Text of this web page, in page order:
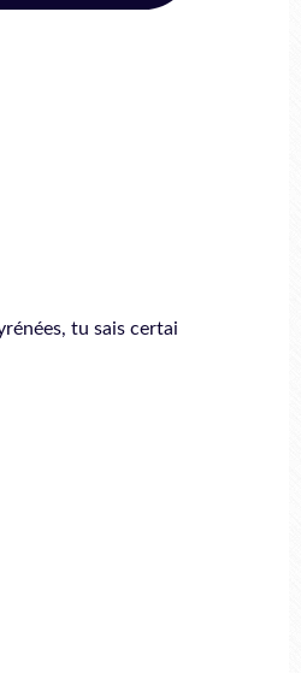
tu sais certai